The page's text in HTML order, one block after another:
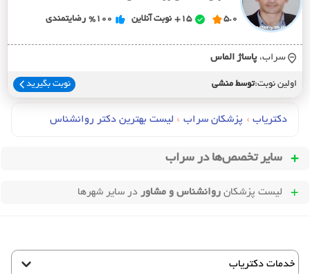
5.0
15+ نوبت آنلاین %100 رضایتمندی
سراب، پاساژ الماس
اولین نوبت:توسط منشی نوبت بگیرید
دکتریاب › پزشکان سراب › لیست بهترین دکتر روانشناس
سایر تخصص‌ها در سراب
لیست پزشکان روانشناس و مشاور در سایر شهرها
خدمات دکتریاب